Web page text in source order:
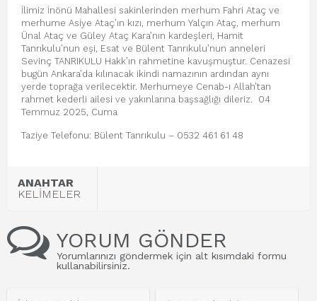
İlimiz İnönü Mahallesi sakinlerinden merhum Fahri Ataç ve
merhume Asiye Ataç’ın kızı, merhum Yalçın Ataç, merhum
Ünal Ataç ve Güley Ataç Kara’nın kardeşleri, Hamit
Tanrıkulu’nun eşi, Esat ve Bülent Tanrıkulu’nun anneleri
Sevinç TANRIKULU Hakk’ın rahmetine kavuşmuştur. Cenazesi
bugün Ankara’da kılınacak ikindi namazının ardından aynı
yerde toprağa verilecektir. Merhumeye Cenab-ı Allah’tan
rahmet kederli ailesi ve yakınlarına başsağlığı dileriz. 04
Temmuz 2025, Cuma
Taziye Telefonu: Bülent Tanrıkulu – 0532 461 61 48
ANAHTAR
KELİMELER
YORUM GÖNDER
Yorumlarınızı göndermek için alt kısımdaki formu
kullanabilirsiniz.